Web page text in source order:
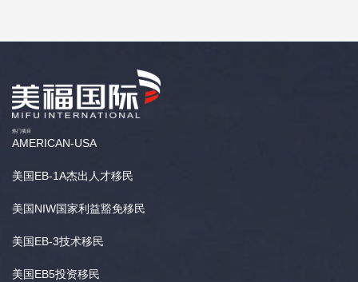
热门项目
AMERICAN-USA
美国EB-1A杰出人才移民
美国NIW国家利益豁免移民
美国EB-3技术移民
美国EB5投资移民